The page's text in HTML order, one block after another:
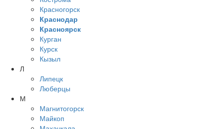
Красногорск
Краснодар
Красноярск
Курган
Курск
Кызыл
Л
Липецк
Люберцы
М
Магнитогорск
Майкоп